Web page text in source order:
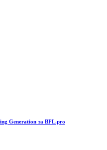
Generation та BFL.pro